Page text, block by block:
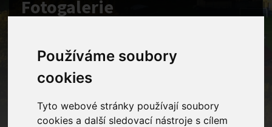
Používáme soubory
cookies
Tyto webové stránky používají soubory
cookies a další sledovací nástroje s cílem
Fotogalerie